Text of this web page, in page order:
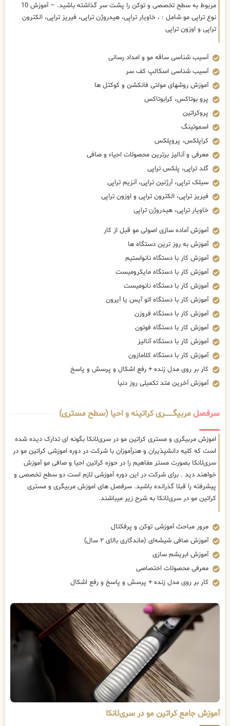
مربوط به سطح تخصصی و توکن را پشت سر گذاشته باشید. – آموزش 10
نوع تراپی مو شامل : ، خاویار تراپی، هیدروژن تراپی، فیریز تراپی، الکترون
تراپی و اوزون تراپی
آسیب شناسی ساقه مو و امداد رسانی
آسیب شناسی اسکالپ کف سر
آموزش روشهای مولتی فانکشن و کوکتل ها
پرو بوتاکس، کرابوتاکس
پروکراتین
اسموتینگ
کراپلکس، پروپلکس
معرفی و آنالیز برترین محصولات احیاء و صافی
گلد تراپی، پلکس تراپی
سیلک تراپی، آرژنین تراپی، آنزیم تراپی
فیریز تراپی، الکترون تراپی و اوزون تراپی
خاویار تراپی، هیدروژن تراپی
آموزش آماده سازی اصولی مو قبل از کار
آموزش به روز ترین دستگاه ها
آموزش کار با دستگاه نانواستیم
آموزش کار با دستگاه مایکرومیست
آموزش کار با دستگاه نانومیست
آموزش کار با دستگاه اتو آیس یا آیرون
آموزش کار با دستگاه فروزن
آموزش کار با دستگاه فوتون
آموزش کار با دستگاه آنالیز
آموزش کار با دستگاه کلامازون
کار بر روی مدل زنده + رفع اشکال و پرسش و پاسخ
آموزش آخرین متد تکمیلی روز دنیا
سرفصلمربیگــــــــری کراتینه و احیا (سطح مستری)
اموزش مربیگری و مستری کراتین مو در سری‌لانکا بگونه ای تدارک دیده شده
است که کلیه دانشپذیران و هنرآموزان با شرکت در دوره اموزشی کراتین مو در
سری‌لانکا بصورت مستر مفاهیم را در حوزه کراتین احیا و صافی مو آموزش
خواهند دید . برای شرکت در این دوره آموزشی لازم است دو سطح تخصصی و
پیشرفته را قبلا گذرانده باشید. سرفصل های اموزش مربیگری و مستری
کراتین مو در سری‌لانکا به شرح زیر میباشند.
مرور مباحث آموزشی توکن و پرفکتال
آموزش صافی شیشه‌ای (ماندگاری بالای ۲ سال)
آموزش ابریشم سازی
معرفی محصولات اختصاصی
کار بر روی مدل زنده + پرسش و پاسخ و رفع اشکال
آموزش جامع کراتین مو در سری‌لانکا